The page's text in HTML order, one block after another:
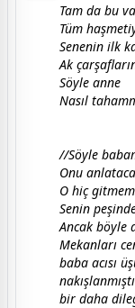
Tam da bu
Tüm
Senenin ilk
Ak
Söyle anne
Nasıl
//Söyle
Onu
O hiç
Senin
Ancak böyle
Mekanları
baba acısı
bir daha